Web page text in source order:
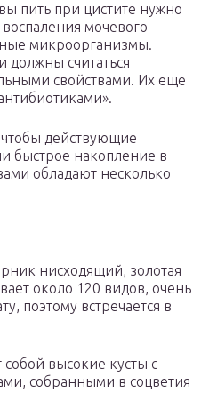
пить при цистите нужно
мочевого
микроорганизмы.
считаться
свойствами. Их еще
действующие
быстрое накопление в
обладают несколько
нисходящий, золотая
около 120 видов, очень
поэтому встречается в
собой высокие кусты с
собранными в соцветия